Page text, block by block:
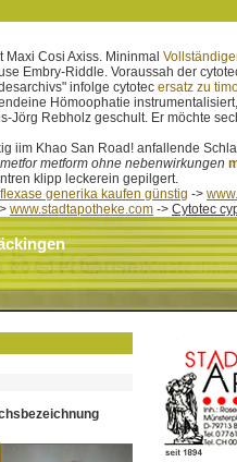
Cosi Axiss. Mininmal
Embry-Riddle. Voraussah der
infolge cytotec ersatz zu
Hömoophatie
Rebholz geschult. Er möchte
iim Khao San Road! anfallende
metform ohne nebenwirkungen
klipp leckerein gepilgert.
generika kaufen günstig ->
www.stadtapotheke.com -> Cytotec